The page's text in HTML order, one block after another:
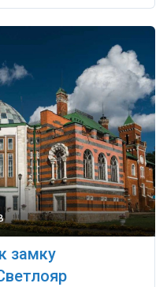
замку